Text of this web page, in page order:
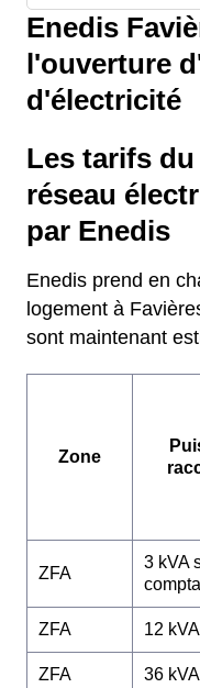
Enedis
l'ouverture
d'électricité
Les tarifs
réseau
par Enedis
Enedis prend en
logement à
sont maintenant
Zone
ZFA
3 kVA
ZFA 12
ZFA 36